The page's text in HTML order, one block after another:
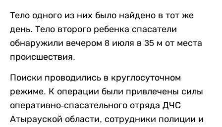
Тело одного из них было найдено в тот же
день. Тело второго ребенка спасатели
обнаружили вечером 8 июля в 35 м от места
происшествия.
Поиски проводились в круглосуточном
режиме. К операции были привлечены силы
оперативно-спасательного отряда ДЧС
Атырауской области, сотрудники полиции и